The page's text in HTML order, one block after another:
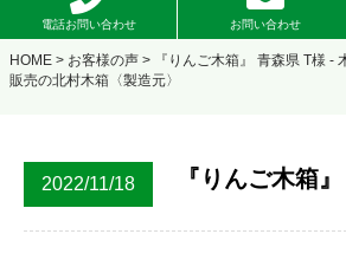
電話お問い合わせ お問い合わせ
HOME > お客様の声 > 『りんご木箱』 青森県 T様 -
販売の北村木箱〈製造元〉
2022/11/18 『りんご木